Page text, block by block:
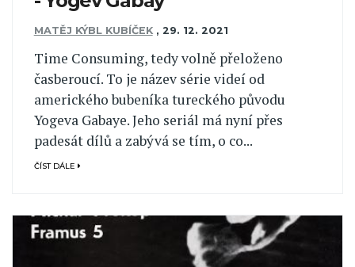
MATĚJ KÝBL KUBÍČEK , 29. 12. 2021
Time Consuming, tedy volně přeloženo
časberoucí. To je název série videí od
amerického bubeníka tureckého původu
Yogeva Gabaye. Jeho seriál má nyní přes
padesát dílů a zabývá se tím, o co...
ČÍST DÁLE